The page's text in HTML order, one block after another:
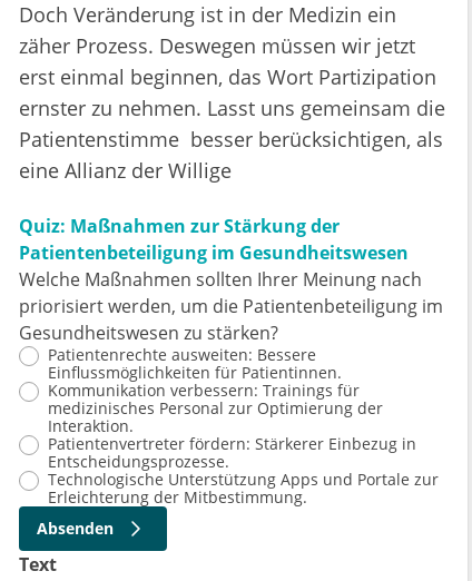
Doch Veränderung ist in der Medizin ein
zäher Prozess. Deswegen müssen wir jetzt
erst einmal beginnen, das Wort Partizipation
ernster zu nehmen. Lasst uns gemeinsam die
Patientenstimme besser berücksichtigen, als
eine Allianz der Willige
Quiz: Maßnahmen zur Stärkung der
Patientenbeteiligung im Gesundheitswesen
Welche Maßnahmen sollten Ihrer Meinung nach
priorisiert werden, um die Patientenbeteiligung im
Gesundheitswesen zu stärken?
Patientenrechte ausweiten: Bessere
Einflussmöglichkeiten für Patientinnen.
Kommunikation verbessern: Trainings für
medizinisches Personal zur Optimierung der
Interaktion.
Patientenvertreter fördern: Stärkerer Einbezug in
Entscheidungsprozesse.
Technologische Unterstützung Apps und Portale zur
Erleichterung der Mitbestimmung.
Absenden
Text